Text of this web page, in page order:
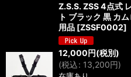
Z.S.S. ZSS 4点式
ト ブラック 黒 カ
用品 [ZSSF0002]
12,000円(税別)
(税込: 13,200円)